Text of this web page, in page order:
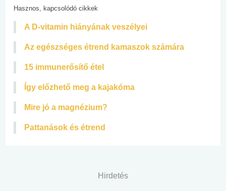
Hasznos, kapcsolódó cikkek
A D-vitamin hiányának veszélyei
Az egészséges étrend kamaszok számára
15 immunerősítő étel
Így előzhető meg a kajakóma
Mire jó a magnézium?
Pattanások és étrend
Hirdetés